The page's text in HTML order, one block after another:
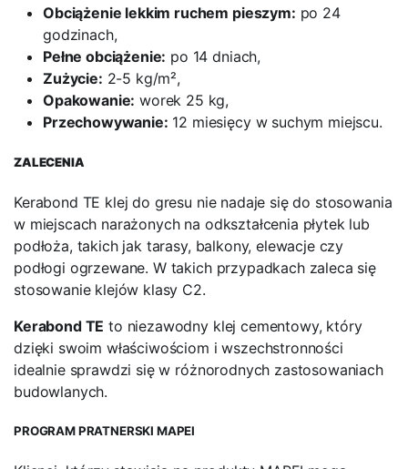
Obciążenie lekkim ruchem pieszym: po 24
godzinach,
Pełne obciążenie: po 14 dniach,
Zużycie: 2-5 kg/m²,
Opakowanie: worek 25 kg,
Przechowywanie: 12 miesięcy w suchym miejscu.
ZALECENIA
Kerabond TE klej do gresu nie nadaje się do stosowania
w miejscach narażonych na odkształcenia płytek lub
podłoża, takich jak tarasy, balkony, elewacje czy
podłogi ogrzewane. W takich przypadkach zaleca się
stosowanie klejów klasy C2.
Kerabond TE to niezawodny klej cementowy, który
dzięki swoim właściwościom i wszechstronności
idealnie sprawdzi się w różnorodnych zastosowaniach
budowlanych.
PROGRAM PRATNERSKI MAPEI